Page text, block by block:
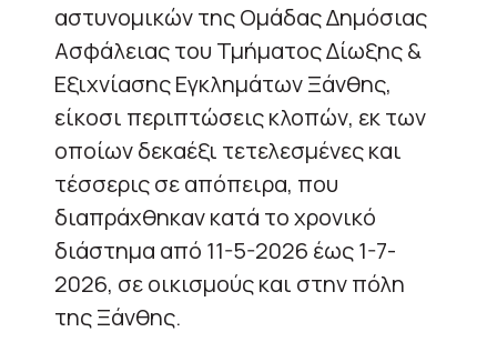
αστυνομικών της Ομάδας Δημόσιας
Ασφάλειας του Τμήματος Δίωξης &
Εξιχνίασης Εγκλημάτων Ξάνθης,
είκοσι περιπτώσεις κλοπών, εκ των
οποίων δεκαέξι τετελεσμένες και
τέσσερις σε απόπειρα, που
διαπράχθηκαν κατά το χρονικό
διάστημα από 11-5-2026 έως 1-7-
2026, σε οικισμούς και στην πόλη
της Ξάνθης.